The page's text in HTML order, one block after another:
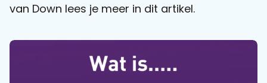
Clientdossier Wiki
Mijn
Over
van Down lees je meer in dit artikel.